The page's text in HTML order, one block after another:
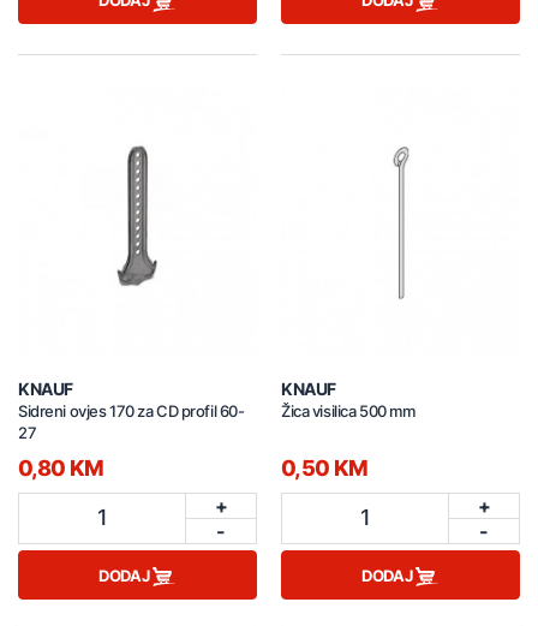
KNAUF
Sidreni ovjes 170 za CD profil 60-
27
0,80 KM
1
+
-
DODAJ
KNAUF
Žica visilica 500 mm
0,50 KM
1
+
-
DODAJ